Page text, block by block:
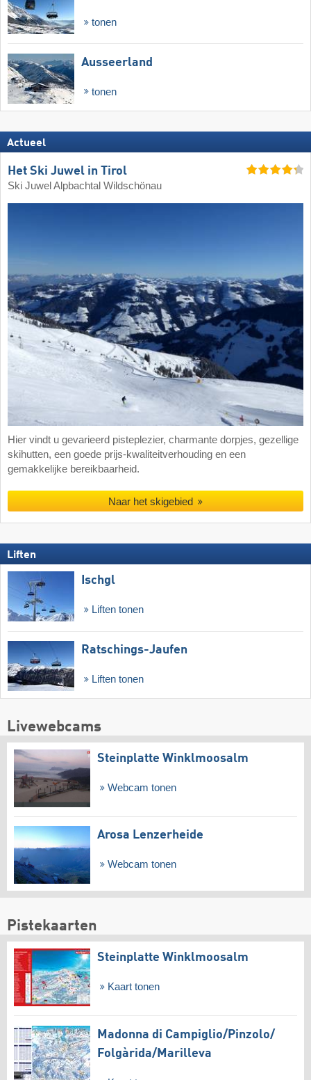
tonen
Ausseerland
tonen
Actueel
Het Ski Juwel in Tirol
Ski Juwel Alpbachtal Wildschönau
Hier vindt u gevarieerd pisteplezier, charmante dorpjes, gezellige
skihutten, een goede prijs-kwaliteitverhouding en een
gemakkelijke bereikbaarheid.
Naar het skigebied
Liften
Ischgl
Liften tonen
Ratschings-Jaufen
Liften tonen
Livewebcams
Steinplatte Winklmoosalm
Webcam tonen
Arosa Lenzerheide
Webcam tonen
Pistekaarten
Steinplatte Winklmoosalm
Kaart tonen
Madonna di Campiglio/​Pinzolo/​
Folgàrida/​Marilleva